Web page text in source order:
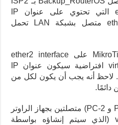
من خلال ether1 interface التي تحتوي على عنوان IP
172.30.30.2/25 ومنفذ ether2 متصل بشبكة LAN تحمل
كما سيتم تكوين MikroTik VRRP على ether2 interface
وسيتم إنشاء virtual interface افتراضية سيكون عنوان IP
به هو 10.10.200.254. لاحظ أنه يجب أن يكون لكل من
دائمًا.
لدينا أيضًا محطتي عمل (PC-1 و PC-2) متصلتين بجهاز الراوتر
الظاهري – virtual router (الذي سيتم إنشاؤه بواسطة